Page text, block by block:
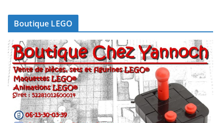
Boutique LEGO